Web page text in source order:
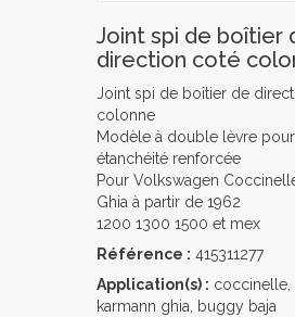
Joint spi de boîtier
direction coté
Joint spi de boîtier de
colonne
Modèle à double lèvre
étanchéité renforcée
Pour Volkswagen
Ghia à partir de 1962
1200 1300 1500 et mex
Référence : 415311277
Application(s) : coccinelle,
karmann ghia, buggy baja